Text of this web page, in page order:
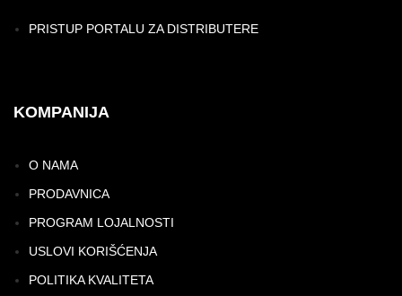
PRISTUP PORTALU ZA DISTRIBUTERE
KOMPANIJA
O NAMA
PRODAVNICA
PROGRAM LOJALNOSTI
USLOVI KORIŠĆENJA
POLITIKA KVALITETA